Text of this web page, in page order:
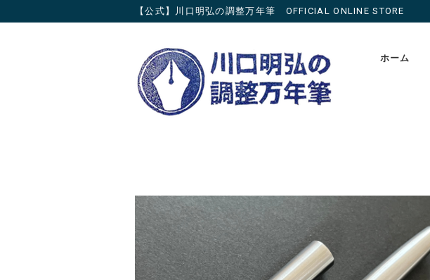
【公式】川口明弘の調整万年筆 OFFICIAL ONLINE STORE
ホーム